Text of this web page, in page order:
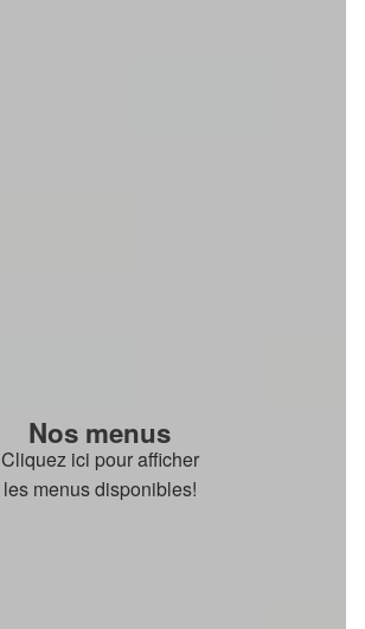
Nos menus
Cliquez ici pour afficher
les menus disponibles!